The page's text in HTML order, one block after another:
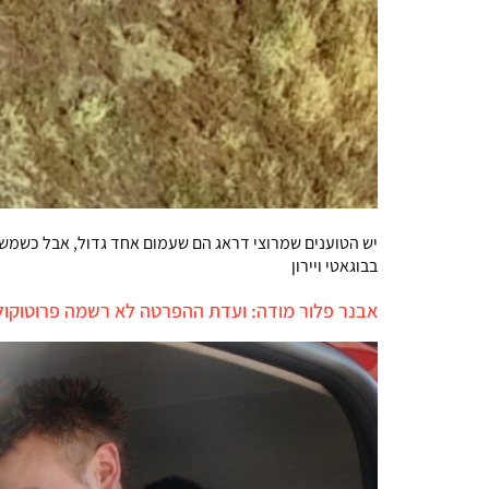
בבוגאטי ויירון
אבנר פלור מודה: ועדת ההפרטה לא רשמה